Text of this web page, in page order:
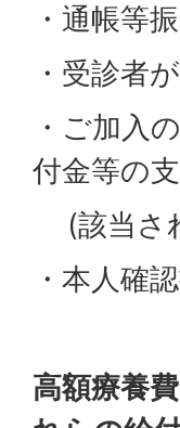
・通帳等
・受診者
・ご加入
付金等の
(該当さ
・本人確
高額療養